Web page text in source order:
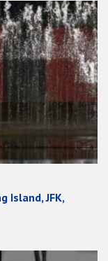
Island, JFK,